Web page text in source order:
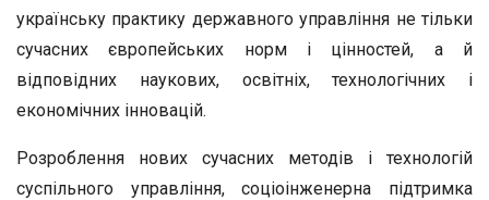
українську практику державного управління не тільки
сучасних європейських норм і цінностей, а й
відповідних наукових, освітніх, технологічних і
економічних інновацій.
Розроблення нових сучасних методів і технологій
суспільного управління, соціоінженерна підтримка